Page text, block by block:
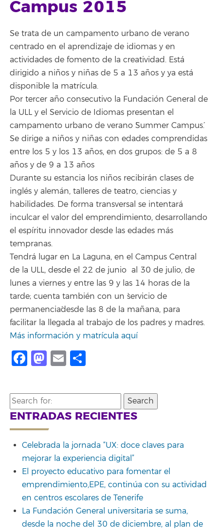
Campus 2015
Se trata de un campamento urbano de verano
centrado en el aprendizaje de idiomas y en
actividades de fomento de la creatividad. Está
dirigido a niños y niñas de 5 a 13 años y ya está
disponible la matrícula.
Por tercer año consecutivo la Fundación General de
la ULL y el Servicio de Idiomas presentan el
campamento urbano de verano `Summer Campus´.
Se dirige a niños y niñas con edades comprendidas
entre los 5 y los 13 años, en dos grupos: de 5 a 8
años y de 9 a 13 años
Durante su estancia los niños recibirán clases de
inglés y alemán, talleres de teatro, ciencias y
habilidades. De forma transversal se intentará
inculcar el valor del emprendimiento, desarrollando
el espíritu innovador desde las edades más
tempranas.
Tendrá lugar en La Laguna, en el Campus Central
de la ULL, desde el 22 de junio al 30 de julio, de
lunes a viernes y entre las 9 y las 14 horas de la
tarde; cuenta también con un `servicio de
permanencia´desde las 8 de la mañana, para
facilitar la llegada al trabajo de los padres y madres.
Más información y matrícula aquí
Facebook
Mastodon
Email
Search
for:
ENTRADAS RECIENTES
Celebrada la jornada “UX: doce claves para
mejorar la experiencia digital”
El proyecto educativo para fomentar el
emprendimiento,EPE, continúa con su actividad
en centros escolares de Tenerife
La Fundación General universitaria se suma,
desde la noche del 30 de diciembre, al plan de